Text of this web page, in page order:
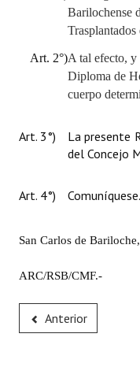
Barilochense
Art. 2°)A tal efecto, y
Diploma de
cuerpo
Art. 3°)
La presente
del Concejo
Art. 4°)
San Carlos de
ARC/RSB/CMF.-
Anterior